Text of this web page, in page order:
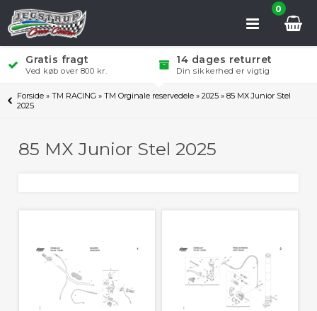
0
Gratis fragt
Ved køb over 800 kr.
14 dages returret
Din sikkerhed er vigtig
Forside »TM RACING »TM Orginale reservedele »2025»85 MX Junior Stel
2025
85 MX Junior Stel 2025